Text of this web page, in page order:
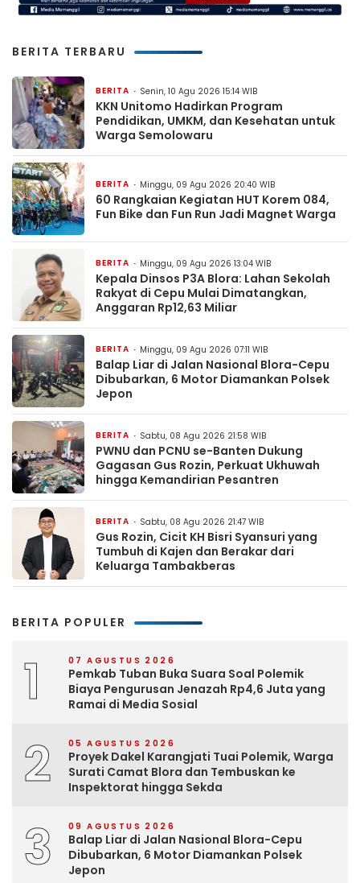
BERITA TERBARU
BERITA Senin, 10 Agu 2026 15:14 WIB
KKN Unitomo Hadirkan Program
Pendidikan, UMKM, dan Kesehatan untuk
Warga Semolowaru
BERITA Minggu, 09 Agu 2026 20:40 WIB
60 Rangkaian Kegiatan HUT Korem 084,
Fun Bike dan Fun Run Jadi Magnet Warga
BERITA Minggu, 09 Agu 2026 13:04 WIB
Kepala Dinsos P3A Blora: Lahan Sekolah
Rakyat di Cepu Mulai Dimatangkan,
Anggaran Rp12,63 Miliar
BERITA Minggu, 09 Agu 2026 07:11 WIB
Balap Liar di Jalan Nasional Blora-Cepu
Dibubarkan, 6 Motor Diamankan Polsek
Jepon
BERITA Sabtu, 08 Agu 2026 21:58 WIB
PWNU dan PCNU se-Banten Dukung
Gagasan Gus Rozin, Perkuat Ukhuwah
hingga Kemandirian Pesantren
BERITA Sabtu, 08 Agu 2026 21:47 WIB
Gus Rozin, Cicit KH Bisri Syansuri yang
Tumbuh di Kajen dan Berakar dari
Keluarga Tambakberas
BERITA POPULER
1 07 AGUSTUS 2026
Pemkab Tuban Buka Suara Soal Polemik
Biaya Pengurusan Jenazah Rp4,6 Juta yang
Ramai di Media Sosial
2 05 AGUSTUS 2026
Proyek Dakel Karangjati Tuai Polemik, Warga
Surati Camat Blora dan Tembuskan ke
Inspektorat hingga Sekda
3 09 AGUSTUS 2026
Balap Liar di Jalan Nasional Blora-Cepu
Dibubarkan, 6 Motor Diamankan Polsek
Jepon